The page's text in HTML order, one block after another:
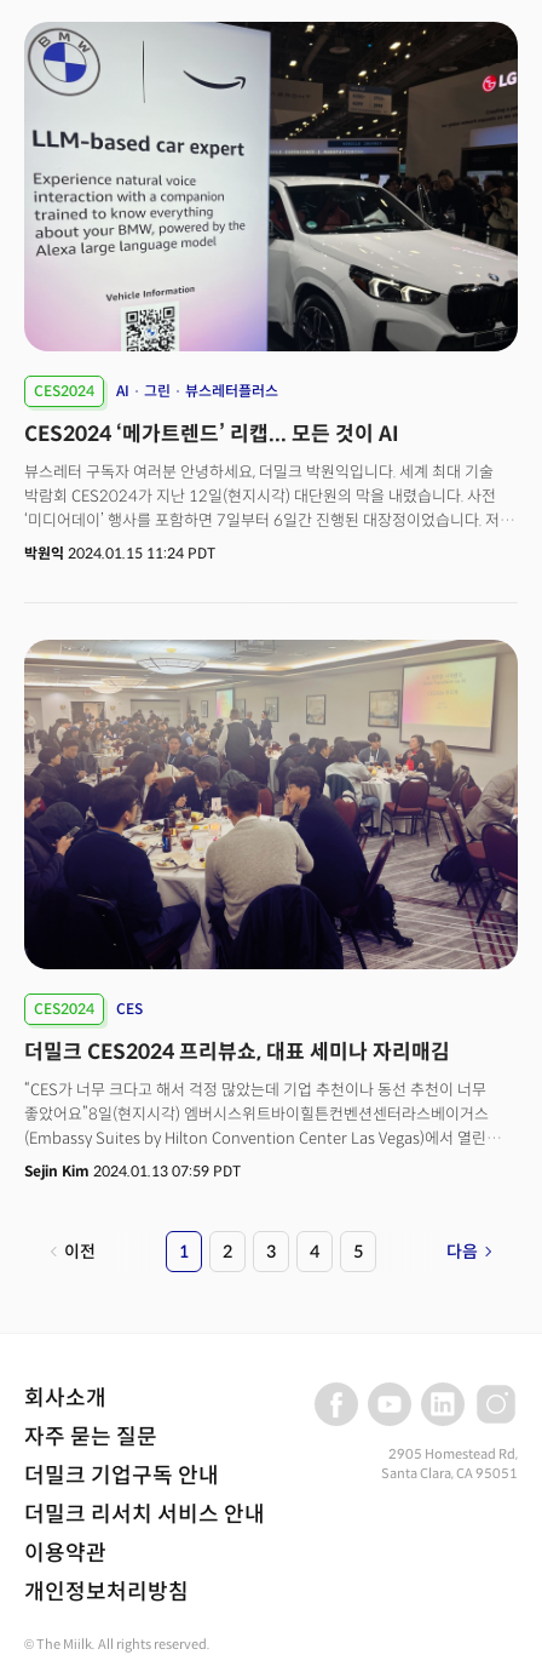
CRM을 수행할 수 있다"며 "보험회사가 자동차에 서비스를 내장하기를
원하고, 영상 콘텐츠를 배포할 수 있기 때문에 자동차를 새로운 컴퓨팅
공간으로 만드는 모든 수단을 동원할 수 있다"고 설명했다. 그러면서 "이것은
혁명이다. 이는 자동차 회사와 퀄컴에 엄청난 기회가 될 것"이라고 강조했다.
실제 퀄컴은 자동차 산업 부문에서 혁신을 가속화하고 있다. CES2024에서도
퀄컴은 업그레이드 된 '스냅드래곤 디지털 섀시' 포트폴리오를 공개했다.
스냅드래곤은 퀄컴이 개발한 모바일 시스템온칩(SoC)으로 스냅드래곤
디지털 섀시는 생성AI를 탑재, 스마트 차량 기능을 한데 모은 AI 하드웨어와
소프트웨어 솔루션을 통합한 플랫폼이다. 이 뿐만이 아니다. 퀄컴은 LTE, 5G,
연결성, 차량 간 통신(V2X), 와이파이, 블루투스, 위성 통신, 정밀 위치 측정 등
안전성과 연결성을 높이기 위한 스냅드래곤 오토 커넥티비티 플랫폼을
비롯해, 향상된 그래픽과 멀티미디어, 인공지능 기능을 탑재한 스냅드래곤
콕핏 플랫폼, 자율주행 운전 시스템 온 칩(SoC) 중 하나로 완성차 업체가
효율적인 자율주행(AD) 솔루션을 구축할 수 있도록 돕는 스냅드래곤 라이드
자율주행 솔루션 전문기업 HL클레무브와 파트너십을 통해 자율주행 고성능
컴퓨터(HPC)를 개발하기로 하는 등 다양한 파트너십을 구축하면서 자동차
부문 입지를 강화하고 있다.
CES2024 AI 그린 뷰스레터플러스
CES2024 ‘메가트렌드’ 리캡... 모든 것이 AI
뷰스레터 구독자 여러분 안녕하세요, 더밀크 박원익입니다. 세계 최대 기술
박람회 CES2024가 지난 12일(현지시각) 대단원의 막을 내렸습니다. 사전
‘미디어데이’ 행사를 포함하면 7일부터 6일간 진행된 대장정이었습니다. 저도
지난 일주일간 현장 구석구석을 누볐습니다. CES 주관사 CTA가 12일 밝힌
전년 대비 40% 늘었습니다. 존 켈리 CTA 부사장에 따르면 삼성전자, LG전자,
현대자동차그룹, SK 등 대기업을 포함한 한국 기업 숫자는 850여곳에
달했습니다. 1000여개 기업이 참여한 미국, 중국과 비슷한 수준입니다. 쇼가
시작되기 전에 AI쇼가 될 것이라 예상했는데 실제로 그랬습니다. 모두가 AI를
얘기했고, 전시관 어디에서나 AI란 단어를 발견할 수 있었습니다. “AI 붐에
편승하려는 과대광고”라는 비판은 차치하고, 많은 기업이 AI를 활용·
도입하려고 애쓰는 현상 자체는 ‘AI가 우리의 삶을 바꿀 메가트렌드’라는
분명한 신호로 느껴졌습니다.
박원익 2024.01.15 11:24 PDT
CES2024 CES
더밀크 CES2024 프리뷰쇼, 대표 세미나 자리매김
“CES가 너무 크다고 해서 걱정 많았는데 기업 추천이나 동선 추천이 너무
좋았어요”8일(현지시각) 엠버시스위트바이힐튼컨벤션센터라스베이거스
(Embassy Suites by Hilton Convention Center Las Vegas)에서 열린
‘더밀크 프리뷰쇼’에 참석한 사람들이 입을 모아 말했다. 행사 시작 30분
전부터 현장을 찾은 사람들의 얼굴에선 해외에서 느끼는 설렘과 CES를 앞둔
손을 들었다. 시차에 적응하기도 전에 이들이 '프리뷰쇼'를 찾은 이유는
하나다. 축구경기장 16개를 합쳐 놓은 규모인 CES 현장에서 어떻게 하면 더
것들을 주로 봐야 하는지 길잡이가 되어주는 프리뷰쇼를 하고 있는데 반응이
좋다”면서 “CES에 4000개 기업이 나올 정도로 많은 정보가 나오지 않냐.
어떤 걸 봐야 하는지 요약해서 보여 주려고 시작했다”고 말했다.이 날
행사에는 100명을 넘어 김세황 넥스트 기타리스트, 류승완 감독 등 셀럽과
함께 기업, 정부 관계자 130여명이 참석했다.
Sejin Kim 2024.01.13 07:59 PDT
이전 1 2 3 4 5 다음
회사소개
자주 묻는 질문
더밀크 기업구독 안내
더밀크 리서치 서비스 안내
이용약관
개인정보처리방침
2905 Homestead Rd,
Santa Clara, CA 95051
© The Miilk. All rights reserved.